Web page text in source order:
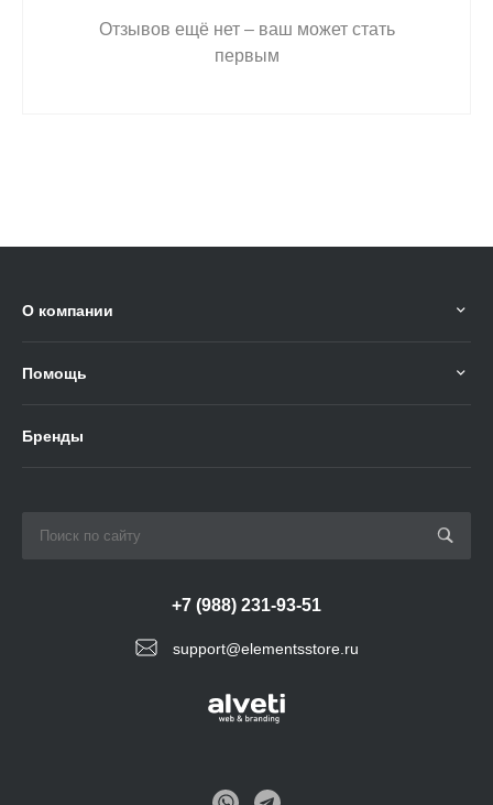
Отзывов ещё нет – ваш может стать
первым
О компании
Помощь
Бренды
support@elementsstore.ru
+7 (988) 231-93-51